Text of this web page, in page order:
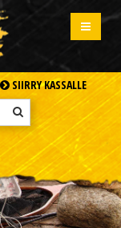
SIIRRY KASSALLE